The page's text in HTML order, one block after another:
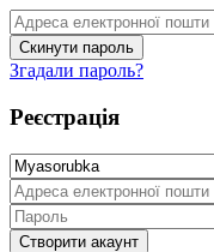
Згадали пароль?
Реєстрація